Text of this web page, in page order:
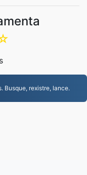
Busque, rexistre, lance.